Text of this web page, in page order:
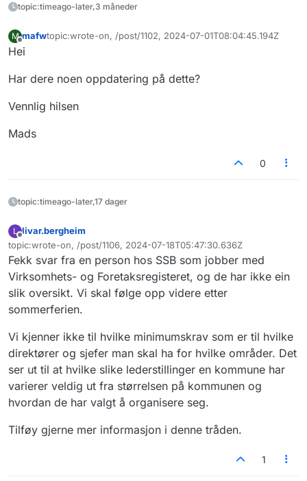
topic:timeago-later,3 måneder
M
Frakoblet
mafwtopic:wrote-on, /post/1102, 2024-07-01T08:04:45.194Z
Sist endret av
Hei
Har dere noen oppdatering på dette?
Vennlig hilsen
Mads
0
topic:timeago-later,17 dager
L
Frakoblet
livar.bergheim
topic:wrote-on, /post/1106, 2024-07-18T05:47:30.636Z
Sist endret av
Fekk svar fra en person hos SSB som jobber med
Virksomhets- og Foretaksregisteret, og de har ikke ein
slik oversikt. Vi skal følge opp videre etter
sommerferien.
Vi kjenner ikke til hvilke minimumskrav som er til hvilke
direktører og sjefer man skal ha for hvilke områder. Det
ser ut til at hvilke slike lederstillinger en kommune har
varierer veldig ut fra størrelsen på kommunen og
hvordan de har valgt å organisere seg.
Tilføy gjerne mer informasjon i denne tråden.
1